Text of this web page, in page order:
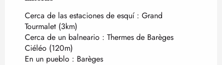
Cerca de las estaciones de esquí : Grand
Tourmalet (3km)
Cerca de un balneario : Thermes de Barèges
Ciéléo (120m)
En un pueblo : Barèges